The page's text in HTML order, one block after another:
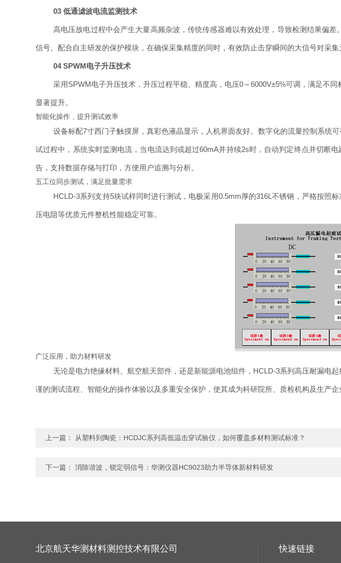
03 低通滤波电流监测技术
高电压放电过程中会产生大量高频杂波，传统传感器难以有效处理，导致检测结果偏
信号。配合自主研发的保护模块，在确保采集精度的同时，有效防止击穿瞬间的大信号对采集
04 SPWM电子升压技术
采用SPWM电子升压技术，升压过程平稳、精度高，电压0～6000V±5%可调，满足不
显著提升。
智能化操作，提升测试效率
设备标配7寸西门子触摸屏，真彩色液晶显示，人机界面友好。数字化的流量控制系统
试过程中，系统实时监测电流，当电流达到或超过60mA并持续2s时，自动判定终点并切断
告，支持数据存储与打印，方便用户追溯与分析。
五工位同步测试，满足批量需求
HCLD-3系列支持5块试样同时进行测试，电极采用0.5mm厚的316L不锈钢，严格按照
压电阻等优质元件整机性能稳定可靠。
广泛应用，助力材料研发
无论是电力绝缘材料、航空航天部件，还是新能源电池组件，HCLD-3系列高压耐漏电
谨的测试流程、智能化的操作体验以及多重安全保护，使其成为科研院所、质检机构及生产企
上一篇： 从塑料到陶瓷：HCDJC系列高低温击穿试验仪，如何覆盖多材料测试标准？
下一篇： 消除谐波，锁定弱信号：华测仪器HC9023助力半导体新材料研发
北京航天华测材料测控技术有限公司 快速链接